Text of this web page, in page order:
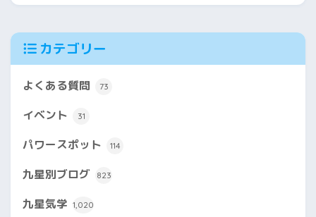
カテゴリー
よくある質問 73
イベント 31
パワースポット 114
九星別ブログ 823
九星気学 1,020